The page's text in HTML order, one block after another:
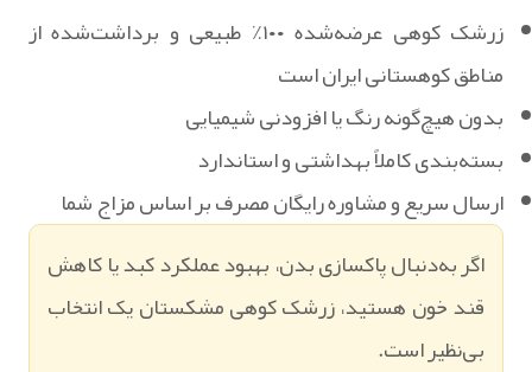
‏زرشک کوهی عرضه‌شده ۱۰۰٪ طبیعی و برداشت‌شده از
مناطق کوهستانی ایران است
‏بدون هیچ‌گونه رنگ یا افزودنی شیمیایی
‏بسته‌بندی کاملاً بهداشتی و استاندارد
‏ارسال سریع و مشاوره رایگان مصرف بر اساس مزاج شما
اگر به‌دنبال پاکسازی بدن، بهبود عملکرد کبد یا کاهش
قند خون هستید، زرشک کوهی مشکستان یک انتخاب
بی‌نظیر است.